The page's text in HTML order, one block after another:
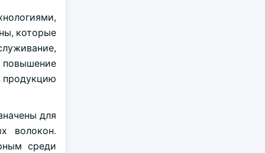
которые
продукцию
для
волокон.
среди